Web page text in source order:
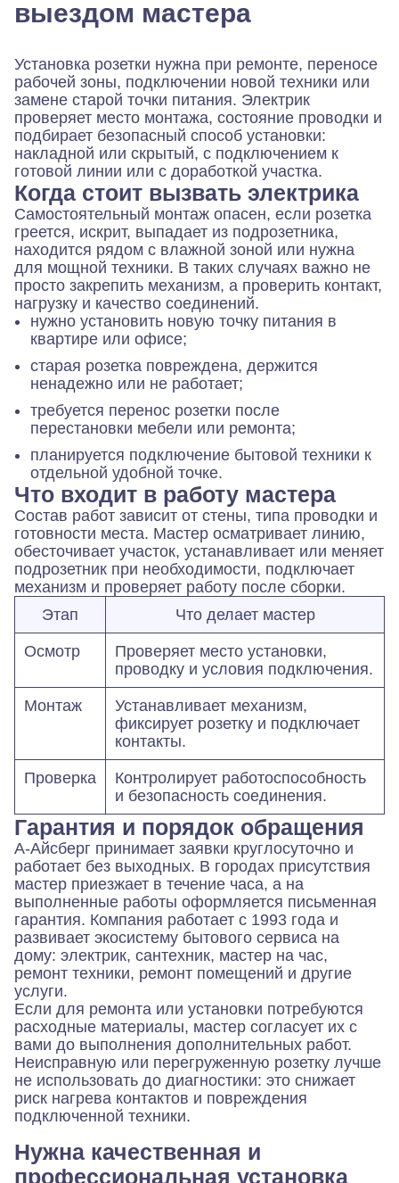
выездом мастера
Установка розетки нужна при ремонте, переносе
рабочей зоны, подключении новой техники или
замене старой точки питания. Электрик
проверяет место монтажа, состояние проводки и
подбирает безопасный способ установки:
накладной или скрытый, с подключением к
готовой линии или с доработкой участка.
Когда стоит вызвать электрика
Самостоятельный монтаж опасен, если розетка
греется, искрит, выпадает из подрозетника,
находится рядом с влажной зоной или нужна
для мощной техники. В таких случаях важно не
просто закрепить механизм, а проверить контакт,
нагрузку и качество соединений.
нужно установить новую точку питания в
квартире или офисе;
старая розетка повреждена, держится
ненадежно или не работает;
требуется перенос розетки после
перестановки мебели или ремонта;
планируется подключение бытовой техники к
отдельной удобной точке.
Что входит в работу мастера
Состав работ зависит от стены, типа проводки и
готовности места. Мастер осматривает линию,
обесточивает участок, устанавливает или меняет
подрозетник при необходимости, подключает
механизм и проверяет работу после сборки.
Этап
Что делает мастер
Осмотр
Проверяет место установки,
проводку и условия подключения.
Монтаж
Устанавливает механизм,
фиксирует розетку и подключает
контакты.
Проверка
Контролирует работоспособность
и безопасность соединения.
Гарантия и порядок обращения
А-Айсберг принимает заявки круглосуточно и
работает без выходных. В городах присутствия
мастер приезжает в течение часа, а на
выполненные работы оформляется письменная
гарантия. Компания работает с 1993 года и
развивает экосистему бытового сервиса на
дому: электрик, сантехник, мастер на час,
ремонт техники, ремонт помещений и другие
услуги.
Если для ремонта или установки потребуются
расходные материалы, мастер согласует их с
вами до выполнения дополнительных работ.
Неисправную или перегруженную розетку лучше
не использовать до диагностики: это снижает
риск нагрева контактов и повреждения
подключенной техники.
Нужна качественная и
профессиональная установка